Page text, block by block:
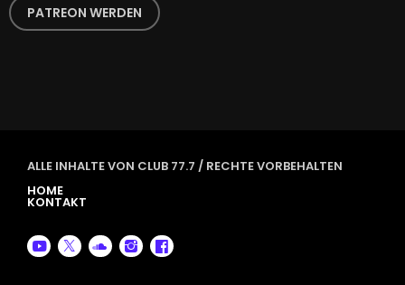
PATREON WERDEN
ALLE INHALTE VON CLUB 77.7 / RECHTE VORBEHALTEN
HOME
KONTAKT